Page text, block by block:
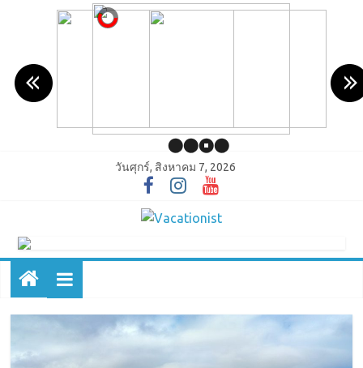
วันศุกร์, สิงหาคม 7, 2026